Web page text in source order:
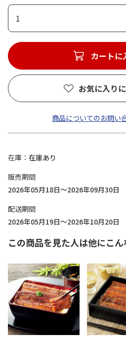
1
カートに
お気に入り
商品についてのお問い
在庫
在庫あり
販売期間
2026年05月18日～2026年09月30日
配送期間
2026年05月19日～2026年10月20日
この商品を見た人は他にこ